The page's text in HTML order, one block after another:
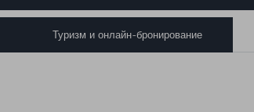
Туризм и онлайн-бронирование